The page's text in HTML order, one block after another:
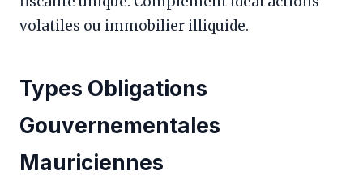
volatiles ou immobilier illiquide.
Types Obligations
Gouvernementales
Mauriciennes